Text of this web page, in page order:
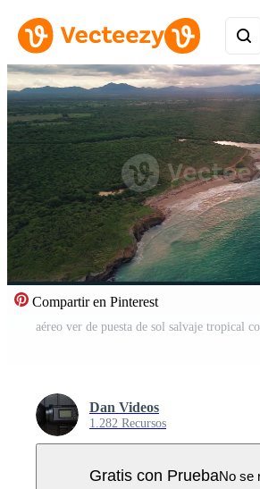
Compartir en Pinterest
Dan Videos
1.282 Recursos
Gratis con PruebaNo se